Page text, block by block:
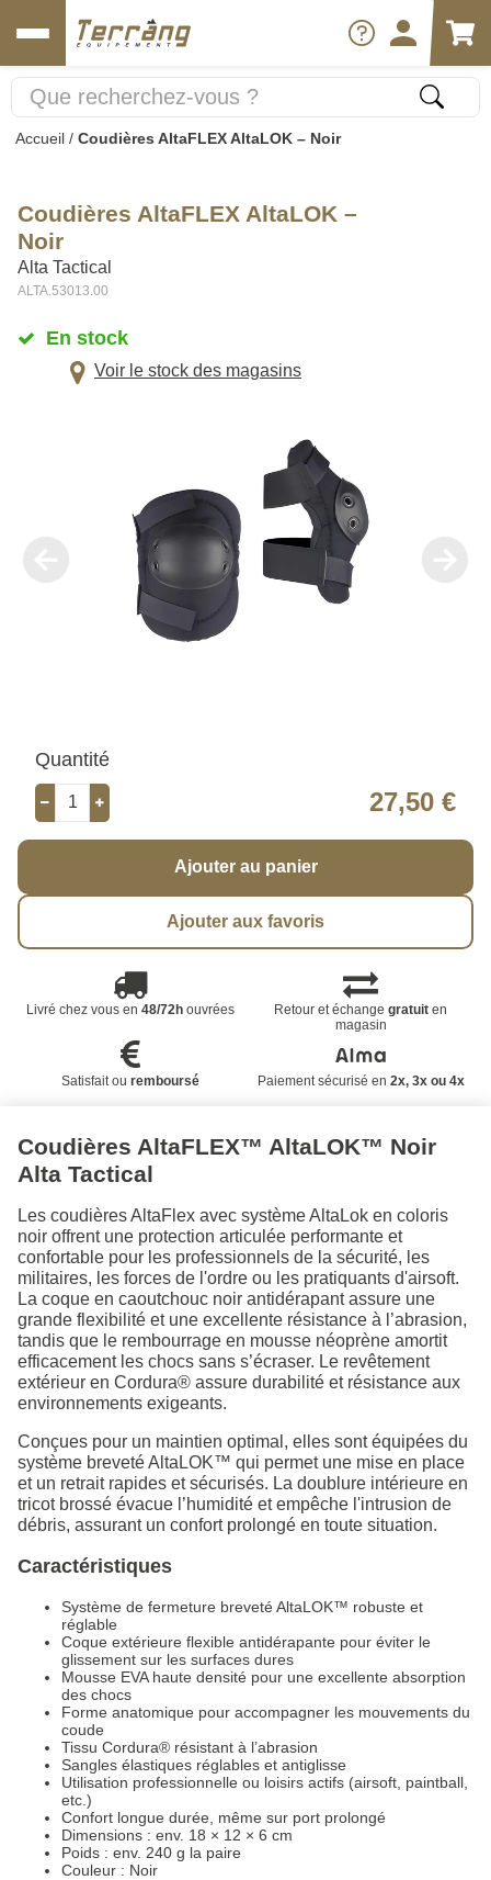
Accueil / Coudières AltaFLEX AltaLOK – Noir
Coudières AltaFLEX AltaLOK –
Noir
Alta Tactical
ALTA.53013.00
En stock
Voir le stock des magasins
Quantité
27,50 €
Ajouter au panier
Ajouter aux favoris
Livré chez vous en 48/72houvrées Retour et échangegratuit en
magasin
Satisfait ou remboursé Paiement sécurisé en 2x, 3x ou 4x
Coudières AltaFLEX™ AltaLOK™ Noir
Alta Tactical
Les coudières AltaFlex avec système AltaLok en coloris
noir offrent une protection articulée performante et
confortable pour les professionnels de la sécurité, les
militaires, les forces de l'ordre ou les pratiquants d'airsoft.
La coque en caoutchouc noir antidérapant assure une
grande flexibilité et une excellente résistance à l’abrasion,
tandis que le rembourrage en mousse néoprène amortit
efficacement les chocs sans s’écraser. Le revêtement
extérieur en Cordura® assure durabilité et résistance aux
environnements exigeants.
Conçues pour un maintien optimal, elles sont équipées du
système breveté AltaLOK™ qui permet une mise en place
et un retrait rapides et sécurisés. La doublure intérieure en
tricot brossé évacue l’humidité et empêche l'intrusion de
débris, assurant un confort prolongé en toute situation.
Caractéristiques
Système de fermeture breveté AltaLOK™ robuste et
réglable
Coque extérieure flexible antidérapante pour éviter le
glissement sur les surfaces dures
Mousse EVA haute densité pour une excellente absorption
des chocs
Forme anatomique pour accompagner les mouvements du
coude
Tissu Cordura® résistant à l’abrasion
Sangles élastiques réglables et antiglisse
Utilisation professionnelle ou loisirs actifs (airsoft, paintball,
etc.)
Confort longue durée, même sur port prolongé
Dimensions : env. 18 × 12 × 6 cm
Poids : env. 240 g la paire
Couleur : Noir